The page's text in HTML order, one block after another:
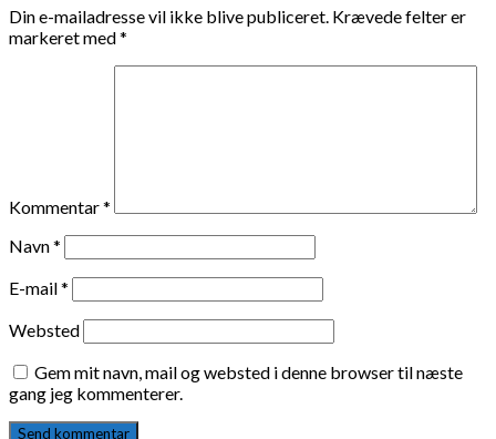
Din e-mailadresse vil ikke blive publiceret. Krævede felter er
markeret med*
Kommentar*
Navn*
E-mail*
Websted
Gem mit navn, mail og websted i denne browser til næste
gang jeg kommenterer.